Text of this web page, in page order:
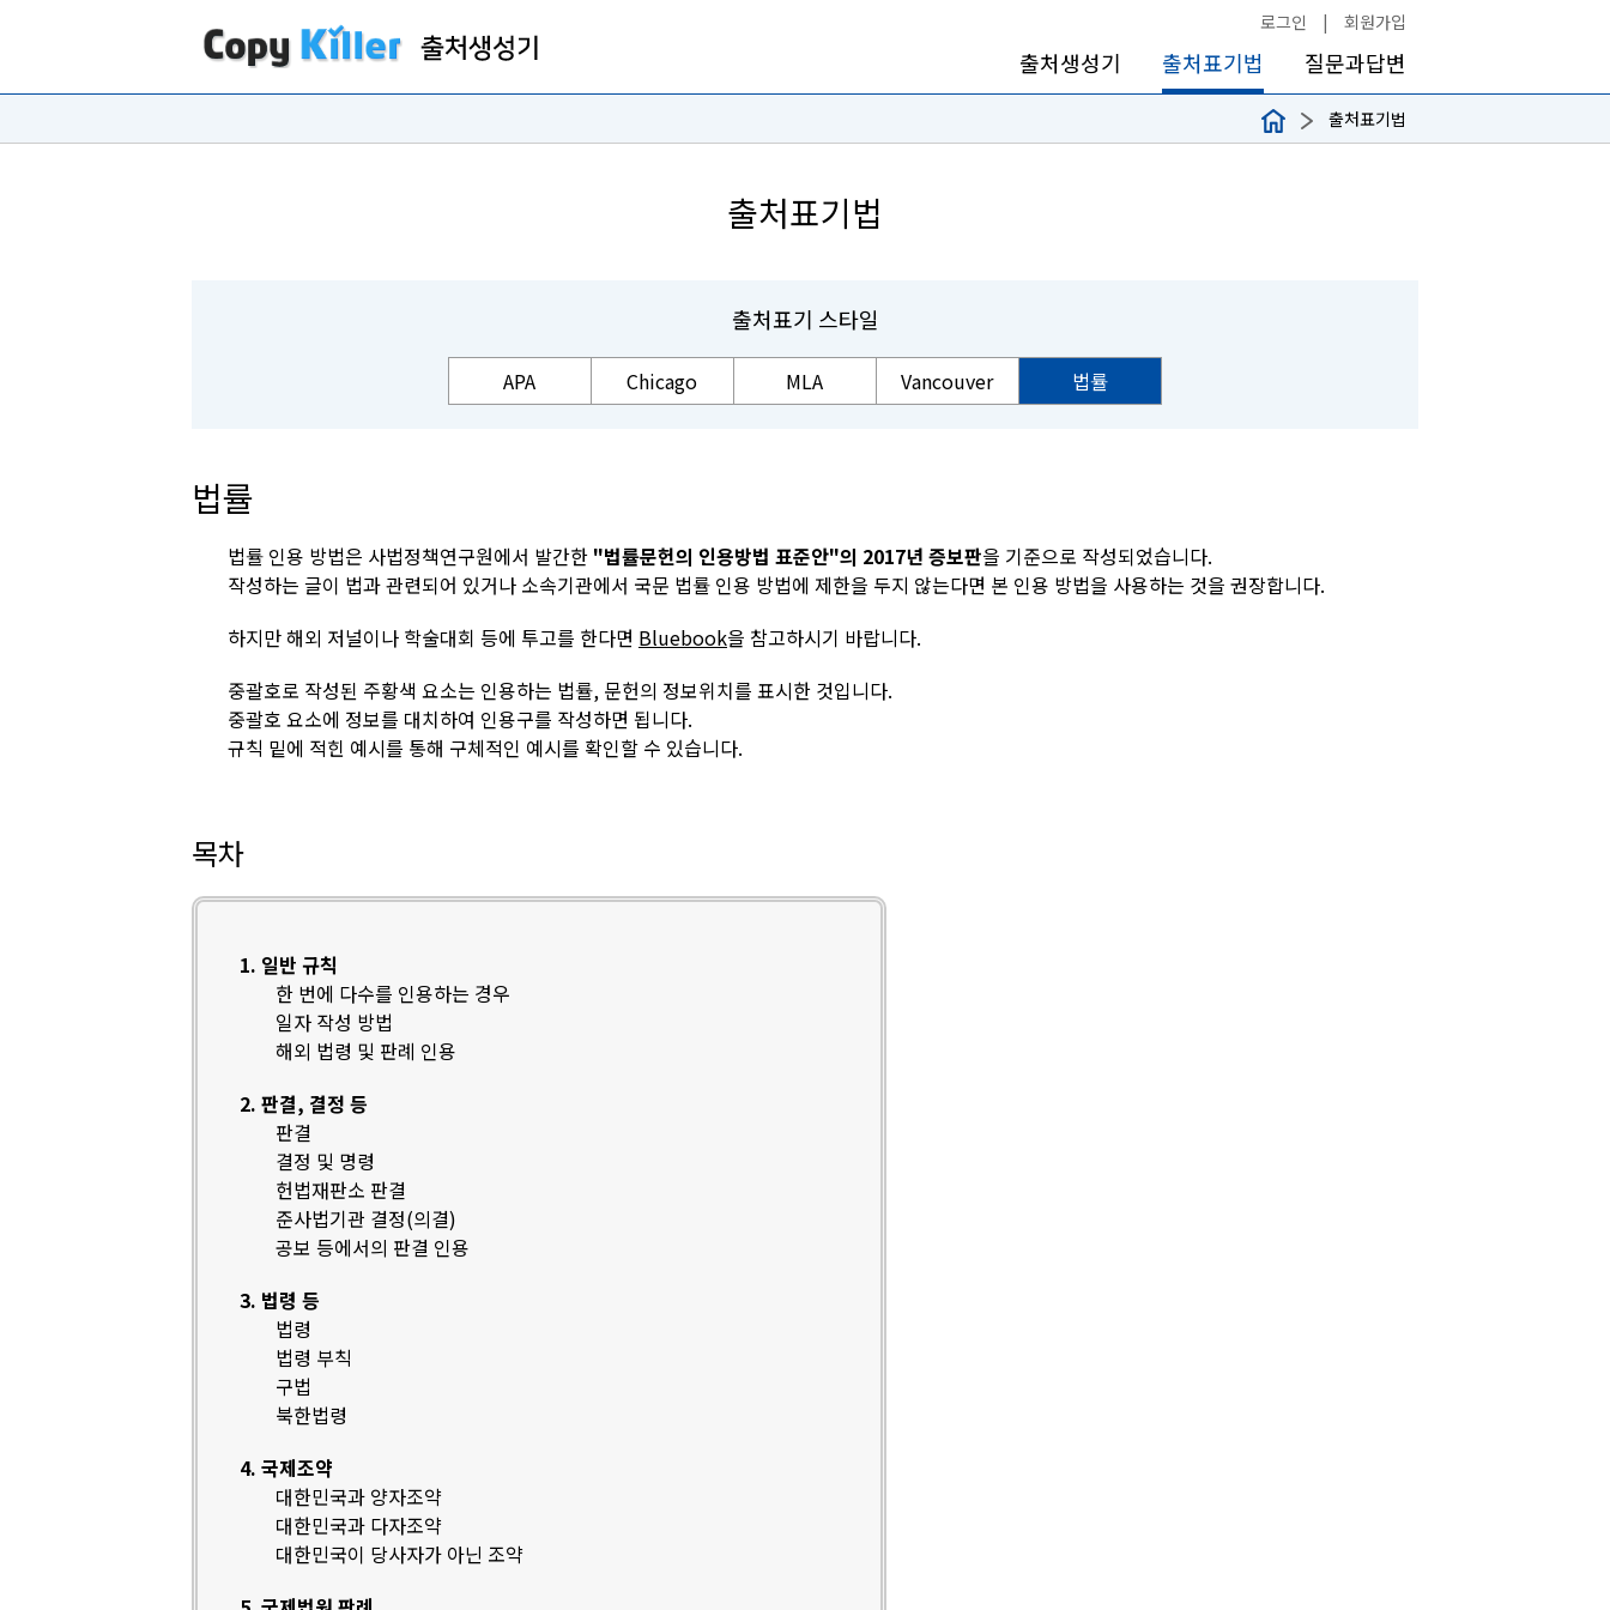
로그인 | 회원가입
출처생성기 출처표기법 질문과답변
출처표기법
출처표기법
출처표기 스타일
APA Chicago MLA Vancouver 법률
법률
법률 인용 방법은 사법정책연구원에서 발간한 "법률문헌의 인용방법 표준안"의 2017년 증보판을 기준으로 작성되었습니다.
작성하는 글이 법과 관련되어 있거나 소속기관에서 국문 법률 인용 방법에 제한을 두지 않는다면 본 인용 방법을 사용하는 것을 권장합니다.
하지만 해외 저널이나 학술대회 등에 투고를 한다면 Bluebook을 참고하시기 바랍니다.
중괄호로 작성된 주황색 요소는 인용하는 법률, 문헌의 정보위치를 표시한 것입니다.
중괄호 요소에 정보를 대치하여 인용구를 작성하면 됩니다.
규칙 밑에 적힌 예시를 통해 구체적인 예시를 확인할 수 있습니다.
목차
1. 일반 규칙
한 번에 다수를 인용하는 경우
일자 작성 방법
해외 법령 및 판례 인용
2. 판결, 결정 등
판결
결정 및 명령
헌법재판소 판결
준사법기관 결정(의결)
공보 등에서의 판결 인용
3. 법령 등
법령
법령 부칙
구법
북한법령
4. 국제조약
대한민국과 양자조약
대한민국과 다자조약
대한민국이 당사자가 아닌 조약